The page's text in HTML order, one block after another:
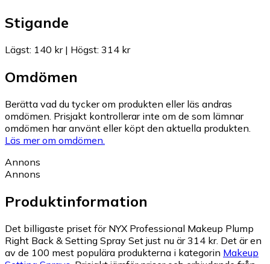
Stigande
Lägst: 140 kr| Högst: 314 kr
Omdömen
Berätta vad du tycker om produkten eller läs andras
omdömen. Prisjakt kontrollerar inte om de som lämnar
omdömen har använt eller köpt den aktuella produkten.
Läs mer om omdömen.
Annons
Annons
Produktinformation
Det billigaste priset för NYX Professional Makeup Plump
Right Back & Setting Spray Set just nu är 314 kr. Det är en
av de 100 mest populära produkterna i kategorin Makeup